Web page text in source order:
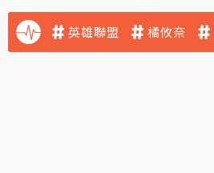
英雄聯盟 橘攸奈